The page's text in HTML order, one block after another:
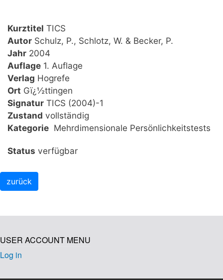
Kurztitel TICS
Autor Schulz, P., Schlotz, W. & Becker, P.
Jahr 2004
Auflage 1. Auflage
Verlag Hogrefe
Ort Gï¿½ttingen
Signatur TICS (2004)-1
Zustand vollständig
Kategorie Mehrdimensionale Persönlichkeitstests
Status verfügbar
USER ACCOUNT MENU
Log in